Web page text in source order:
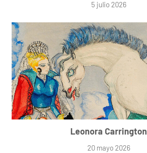
5 julio 2026
Leonora Carrington
20 mayo 2026